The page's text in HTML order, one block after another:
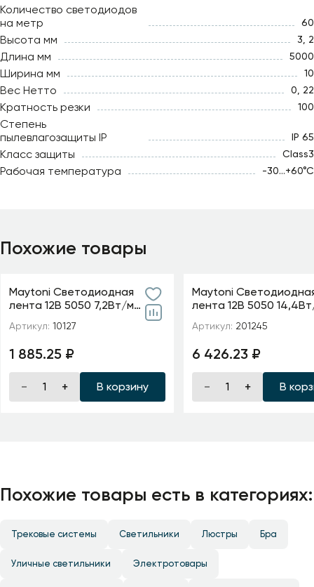
Количество светодиодов
на метр
60
Высота мм 3, 2
Длина мм 5000
Ширина мм 10
Вес Нетто 0, 22
Кратность резки 100
Степень
пылевлагозащиты IP
IP 65
Класс защиты Class3
Рабочая температура -30...+60°С
Похожие товары
Maytoni Светодиодная
лента 12В 5050 7,2Вт/м
Артикул: 10127
1 885.25 ₽
В корзину
Maytoni
лента 12В 5050
(RGB) 201245
Артикул: 201245
6 426.23 ₽
В
Похожие товары есть в категориях:
Трековые системы Светильники Люстры Бра
Уличные светильники Электротовары